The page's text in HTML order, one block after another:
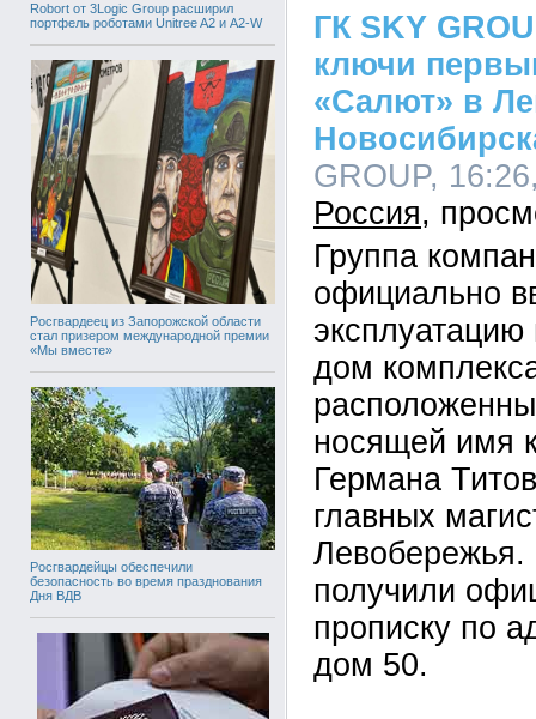
Robort от 3Logic Group расширил
портфель роботами Unitree A2 и A2-W
Росгвардеец из Запорожской области
стал призером международной премии
«Мы вместе»
Росгвардейцы обеспечили
безопасность во время празднования
Дня ВДВ
ГК SKY
ключи
«Салют» в
GROUP,
Россия
Группа
официально
дом
носящей имя
Германа
главных
Левобережья.
получили
прописку по
дом 50.